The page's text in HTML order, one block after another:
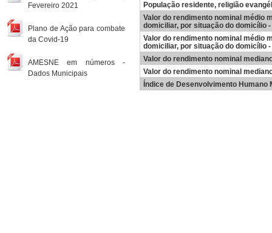
Fevereiro 2021
Plano de Ação para combate
da Covid-19
AMESNE em números -
Dados Municipais
População residente, religião
Valor do rendimento nominal médio
domiciliar, por situação do domicílio
Valor do rendimento nominal médio
domiciliar, por situação do domicílio
Valor do rendimento nominal
Valor do rendimento nominal
Índice de Desenvolvimento Humano